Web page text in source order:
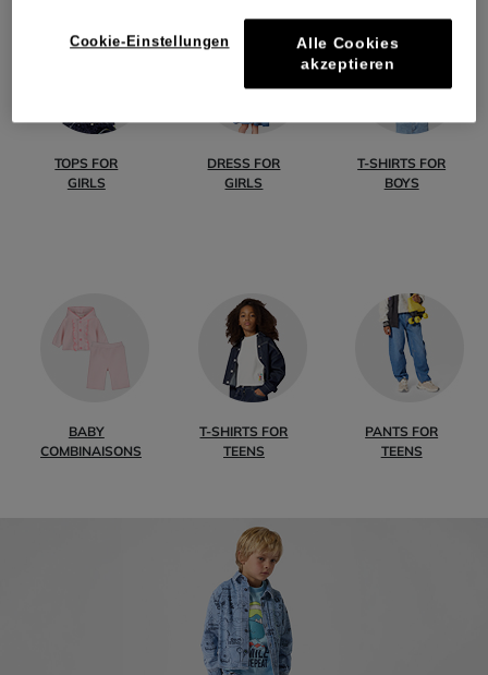
TOPS FOR
GIRLS
DRESS FOR
GIRLS
T-SHIRTS FOR
BOYS
BABY
COMBINAISONS
T-SHIRTS FOR
TEENS
PANTS FOR
TEENS
Cookie-Einstellungen
Alle Cookies
akzeptieren